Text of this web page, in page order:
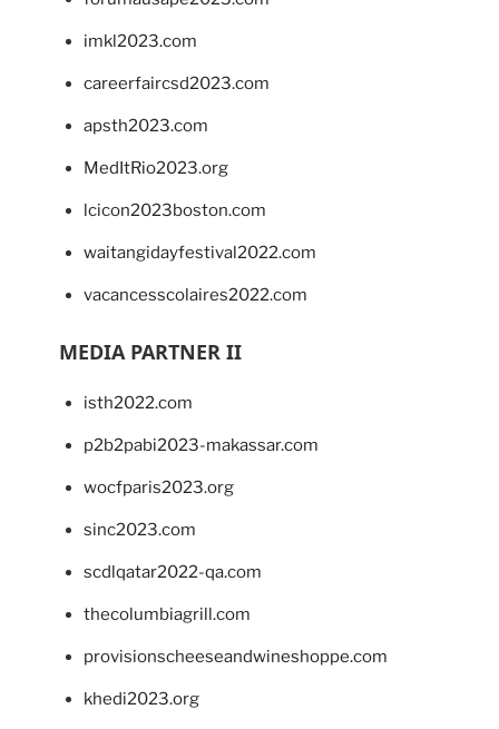
imkl2023.com
careerfaircsd2023.com
apsth2023.com
MedItRio2023.org
lcicon2023boston.com
waitangidayfestival2022.com
vacancesscolaires2022.com
MEDIA PARTNER II
isth2022.com
p2b2pabi2023-makassar.com
wocfparis2023.org
sinc2023.com
scdlqatar2022-qa.com
thecolumbiagrill.com
provisionscheeseandwineshoppe.com
khedi2023.org